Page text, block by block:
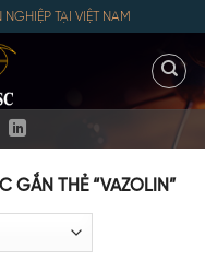
TẠI VIỆT NAM
GẮN THẺ “VAZOLIN”